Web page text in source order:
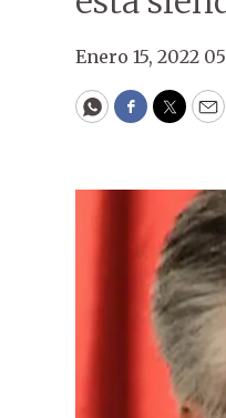
Enero 15, 2022
WhatsApp
Facebook